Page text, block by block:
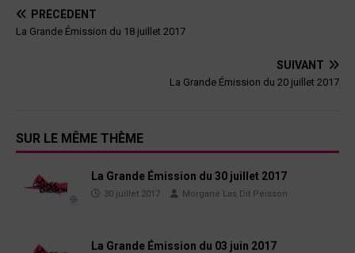
PRÉCÉDENT
La Grande Émission du 18 juillet 2017
SUIVANT
La Grande Émission du 20 juillet 2017
SUR LE MÊME THÈME
La Grande Émission du 30 juillet 2017
30 juillet 2017 Morgane Las Dit Peisson
La Grande Émission du 03 juin 2017